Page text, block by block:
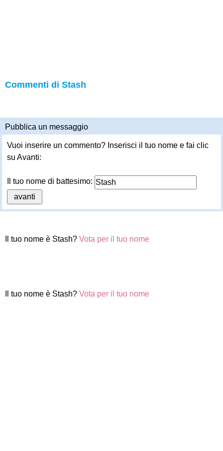
Commenti di Stash
Pubblica un messaggio
Vuoi inserire un commento? Inserisci il tuo nome e fai clic
su Avanti:
Il tuo nome di battesimo:
Il tuo nome è Stash? Vota per il tuo nome
Il tuo nome è Stash? Vota per il tuo nome